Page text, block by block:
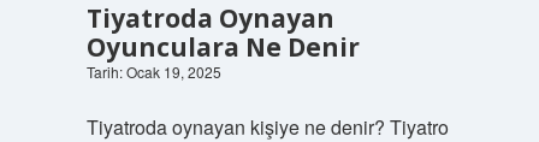
Tiyatroda Oynayan
Oyunculara Ne Denir
Tarih: Ocak 19, 2025
Tiyatroda oynayan kişiye ne denir? Tiyatro